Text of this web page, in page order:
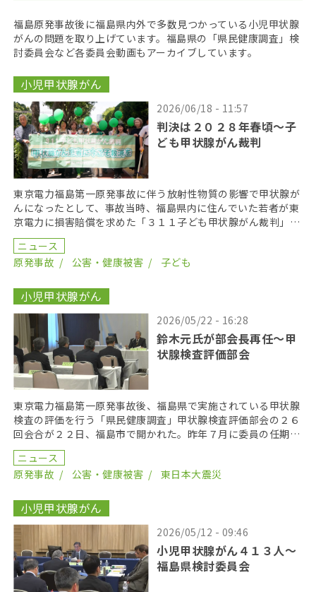
福島原発事故後に福島県内外で多数見つかっている小児甲状腺
がんの問題を取り上げています。福島県の「県民健康調査」検
討委員会など各委員会動画もアーカイブしています。
小児甲状腺がん
2026/06/18 - 11:57
判決は２０２８年春頃〜子
ども甲状腺がん裁判
東京電力福島第一原発事故に伴う放射性物質の影響で甲状腺が
んになったとして、事故当時、福島県内に住んでいた若者が東
京電力に損害賠償を求めた「３１１子ども甲状腺がん裁判」の
第１８回口頭弁論が２０２６年６月１７日に開かれた。裁 […]
ニュース
原発事故
公害・健康被害 子ども
小児甲状腺がん
2026/05/22 - 16:28
鈴木元氏が部会長再任〜甲
状腺検査評価部会
東京電力福島第一原発事故後、福島県で実施されている甲状腺
検査の評価を行う「県民健康調査」甲状腺検査評価部会の２６
回会合が２２日、福島市で開かれた。昨年７月に委員の任期を
終え、委員が改選されてから初の開催となり、鈴木元保内 […]
ニュース
原発事故
公害・健康被害 東日本大震災
小児甲状腺がん
2026/05/12 - 09:46
小児甲状腺がん４１３人〜
福島県検討委員会